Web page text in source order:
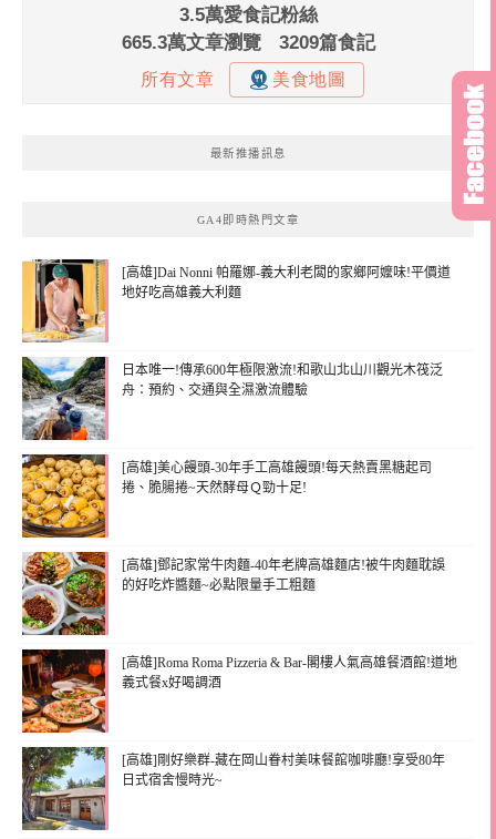
最新推播訊息
GA4即時熱門文章
[高雄]Dai Nonni 帕羅娜-義大利老闆的家鄉阿嬤味!平價道
地好吃高雄義大利麵
日本唯一!傳承600年極限激流!和歌山北山川觀光木筏泛
舟：預約、交通與全濕激流體驗
[高雄]美心饅頭-30年手工高雄饅頭!每天熱賣黑糖起司
捲、脆腸捲~天然酵母Ｑ勁十足!
[高雄]鄧記家常牛肉麵-40年老牌高雄麵店!被牛肉麵耽誤
的好吃炸醬麵~必點限量手工粗麵
[高雄]Roma Roma Pizzeria & Bar-閣樓人氣高雄餐酒館!道地
義式餐x好喝調酒
[高雄]剛好樂群-藏在岡山眷村美味餐館咖啡廳!享受80年
日式宿舍慢時光~